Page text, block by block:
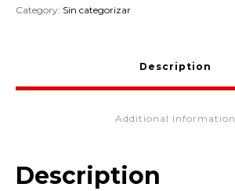
GUZZI
Category: Sin categorizar
Description
Additional Information
Description